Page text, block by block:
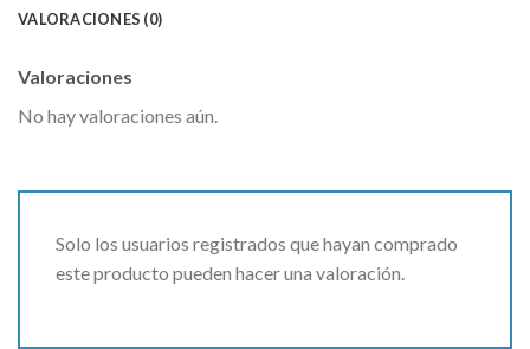
VALORACIONES (0)
Valoraciones
No hay valoraciones aún.
Solo los usuarios registrados que hayan comprado
este producto pueden hacer una valoración.